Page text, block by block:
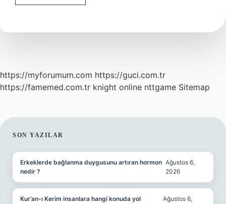
ve
nedir
https://myforumum.com https://guci.com.tr
https://famemed.com.tr knight online nttgame Sitemap
SIDEBAR
SON YAZILAR
Erkeklerde bağlanma duygusunu artıran hormon
nedir ?
Ağustos 6,
2026
Kur’an-ı Kerim insanlara hangi konuda yol
Ağustos 6,